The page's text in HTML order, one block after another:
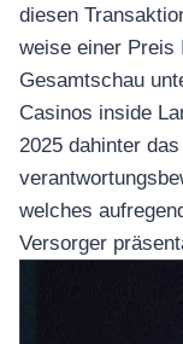
diesen
weise einer Preis
Gesamtschau
Casinos inside
2025 dahinter
welches
Versorger